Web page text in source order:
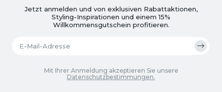
Jetzt anmelden und von exklusiven Rabattaktionen,
Styling-Inspirationen und einem 15%
Willkommensgutschein profitieren.
Mit Ihrer Anmeldung akzeptieren Sie unsere
Datenschutzbestimmungen.